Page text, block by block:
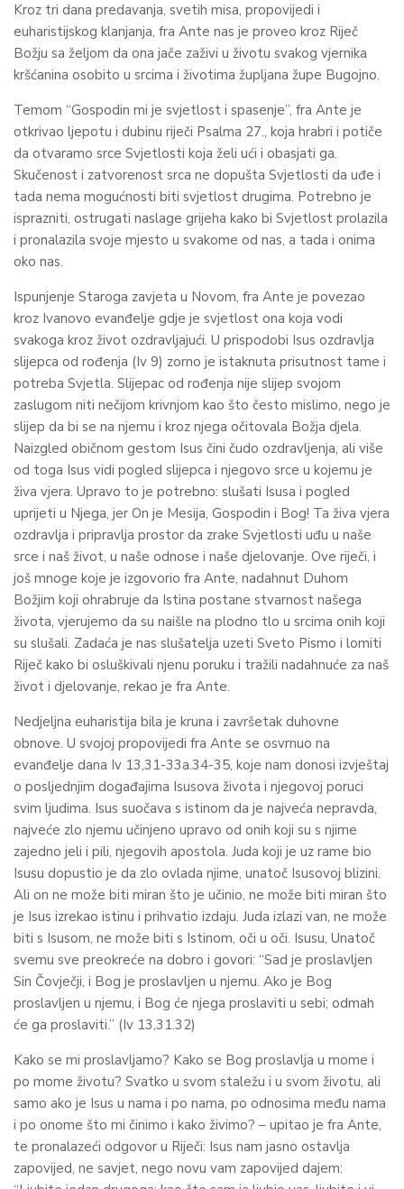
Kroz tri dana predavanja, svetih misa, propovijedi i
euharistijskog klanjanja, fra Ante nas je proveo kroz Riječ
Božju sa željom da ona jače zaživi u životu svakog vjernika
kršćanina osobito u srcima i životima župljana župe Bugojno.
Temom “Gospodin mi je svjetlost i spasenje”, fra Ante je
otkrivao ljepotu i dubinu riječi Psalma 27., koja hrabri i potiče
da otvaramo srce Svjetlosti koja želi ući i obasjati ga.
Skučenost i zatvorenost srca ne dopušta Svjetlosti da uđe i
tada nema mogućnosti biti svjetlost drugima. Potrebno je
isprazniti, ostrugati naslage grijeha kako bi Svjetlost prolazila
i pronalazila svoje mjesto u svakome od nas, a tada i onima
oko nas.
Ispunjenje Staroga zavjeta u Novom, fra Ante je povezao
kroz Ivanovo evanđelje gdje je svjetlost ona koja vodi
svakoga kroz život ozdravljajući. U prispodobi Isus ozdravlja
slijepca od rođenja (Iv 9) zorno je istaknuta prisutnost tame i
potreba Svjetla. Slijepac od rođenja nije slijep svojom
zaslugom niti nečijom krivnjom kao što često mislimo, nego je
slijep da bi se na njemu i kroz njega očitovala Božja djela.
Naizgled običnom gestom Isus čini čudo ozdravljenja, ali više
od toga Isus vidi pogled slijepca i njegovo srce u kojemu je
živa vjera. Upravo to je potrebno: slušati Isusa i pogled
uprijeti u Njega, jer On je Mesija, Gospodin i Bog! Ta živa vjera
ozdravlja i pripravlja prostor da zrake Svjetlosti uđu u naše
srce i naš život, u naše odnose i naše djelovanje. Ove riječi, i
još mnoge koje je izgovorio fra Ante, nadahnut Duhom
Božjim koji ohrabruje da Istina postane stvarnost našega
života, vjerujemo da su naišle na plodno tlo u srcima onih koji
su slušali. Zadaća je nas slušatelja uzeti Sveto Pismo i lomiti
Riječ kako bi osluškivali njenu poruku i tražili nadahnuće za naš
život i djelovanje, rekao je fra Ante.
Nedjeljna euharistija bila je kruna i završetak duhovne
obnove. U svojoj propovijedi fra Ante se osvrnuo na
evanđelje dana Iv 13,31-33a.34-35, koje nam donosi izvještaj
o posljednjim događajima Isusova života i njegovoj poruci
svim ljudima. Isus suočava s istinom da je najveća nepravda,
najveće zlo njemu učinjeno upravo od onih koji su s njime
zajedno jeli i pili, njegovih apostola. Juda koji je uz rame bio
Isusu dopustio je da zlo ovlada njime, unatoč Isusovoj blizini.
Ali on ne može biti miran što je učinio, ne može biti miran što
je Isus izrekao istinu i prihvatio izdaju. Juda izlazi van, ne može
biti s Isusom, ne može biti s Istinom, oči u oči. Isusu, Unatoč
svemu sve preokreće na dobro i govori: “Sad je proslavljen
Sin Čovječji, i Bog je proslavljen u njemu. Ako je Bog
proslavljen u njemu, i Bog će njega proslaviti u sebi; odmah
će ga proslaviti.” (Iv 13,31.32)
Kako se mi proslavljamo? Kako se Bog proslavlja u mome i
po mome životu? Svatko u svom staležu i u svom životu, ali
samo ako je Isus u nama i po nama, po odnosima među nama
i po onome što mi činimo i kako živimo? – upitao je fra Ante,
te pronalazeći odgovor u Riječi: Isus nam jasno ostavlja
zapovijed, ne savjet, nego novu vam zapovijed dajem: